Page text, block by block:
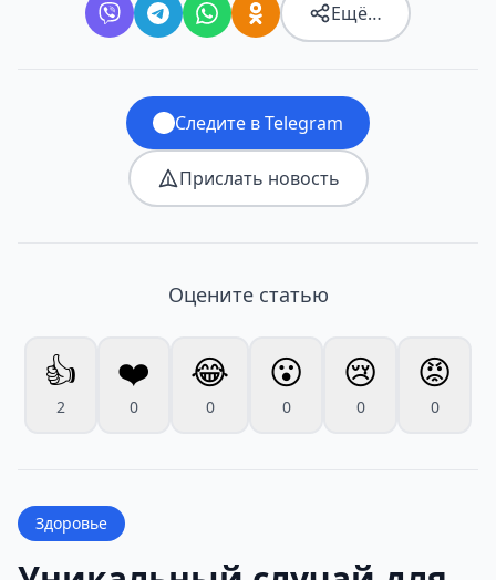
Ещё…
Следите в Telegram
Прислать новость
Оцените статью
👍
2
❤️
0
😂
0
😮
0
😢
0
😡
0
Здоровье